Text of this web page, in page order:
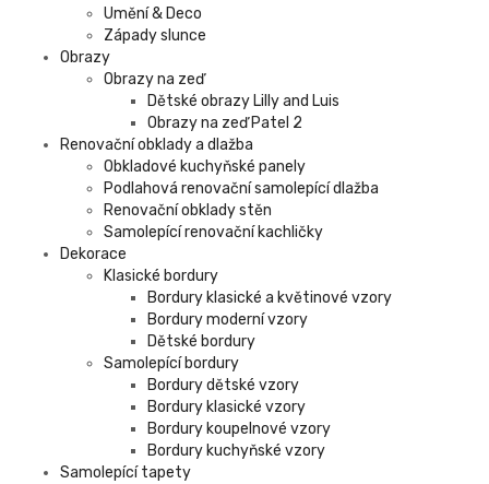
Umění & Deco
Západy slunce
Obrazy
Obrazy na zeď
Dětské obrazy Lilly and Luis
Obrazy na zeď Patel 2
Renovační obklady a dlažba
Obkladové kuchyňské panely
Podlahová renovační samolepící dlažba
Renovační obklady stěn
Samolepící renovační kachličky
Dekorace
Klasické bordury
Bordury klasické a květinové vzory
Bordury moderní vzory
Dětské bordury
Samolepící bordury
Bordury dětské vzory
Bordury klasické vzory
Bordury koupelnové vzory
Bordury kuchyňské vzory
Samolepící tapety